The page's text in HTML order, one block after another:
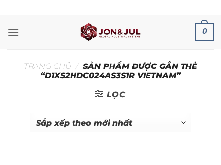
nội
0
TRANG CHỦ / SẢN PHẨM ĐƯỢC GẮN THẺ
“D1XS2HDC024AS3S1R VIETNAM”
LỌC